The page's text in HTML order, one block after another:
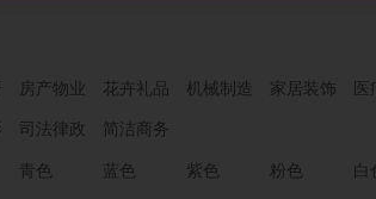
房产物业 花卉礼品 机械制造 家居装饰
司法律政 简洁商务
青色 蓝色 紫色 粉色 白